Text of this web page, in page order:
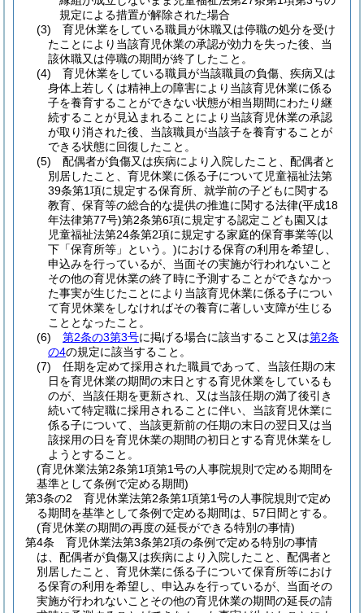
規定による措置が解除された場合
(3)
育児休業をしている職員が休職又は停職の処分を受け
たことにより当該育児休業の承認が効力を失った後、当
該休職又は停職の期間が終了したこと。
(4)
育児休業をしている職員が当該職員の負傷、疾病又は
身体上若しくは精神上の障害により当該育児休業に係る
子を養育することができない状態が相当期間にわたり継
続することが見込まれることにより当該育児休業の承認
が取り消された後、当該職員が当該子を養育することが
できる状態に回復したこと。
(5)
配偶者が負傷又は疾病により入院したこと、配偶者と
別居したこと、育児休業に係る子について児童福祉法第
39条第1項に規定する保育所、就学前の子どもに関する
教育、保育等の総合的な提供の推進に関する法律(平成18
年法律第77号)第2条第6項に規定する認定こども園又は
児童福祉法第24条第2項に規定する家庭的保育事業等(以
下「保育所等」という。)における保育の利用を希望し、
申込みを行っているが、当面その実施が行われないこと
その他の育児休業の終了時に予測することができなかっ
た事実が生じたことにより当該育児休業に係る子につい
て育児休業をしなければその養育に著しい支障が生じる
こととなったこと。
(6)
第2条の3第3号に掲げる場合に該当すること又は第2条
の4の規定に該当すること。
(7)
任期を定めて採用された職員であって、当該任期の末
日を育児休業の期間の末日とする育児休業をしているも
のが、当該任期を更新され、又は当該任期の満了後引き
続いて特定職に採用されることに伴い、当該育児休業に
係る子について、当該更新前の任期の末日の翌日又は当
該採用の日を育児休業の期間の初日とする育児休業をし
ようとすること。
(育児休業法第2条第1項第1号の人事院規則で定める期間を
基準として条例で定める期間)
第3条の2
育児休業法第2条第1項第1号の人事院規則で定め
る期間を基準として条例で定める期間は、57日間とする。
(育児休業の期間の再度の延長ができる特別の事情)
第4条
育児休業法第3条第2項の条例で定める特別の事情
は、配偶者が負傷又は疾病により入院したこと、配偶者と
別居したこと、育児休業に係る子について保育所等におけ
る保育の利用を希望し、申込みを行っているが、当面その
実施が行われないことその他の育児休業の期間の延長の請